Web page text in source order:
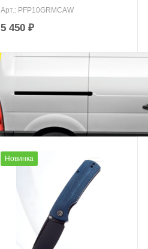
Арт.: PFP10GRMCAW
5 450 ₽
Новинка